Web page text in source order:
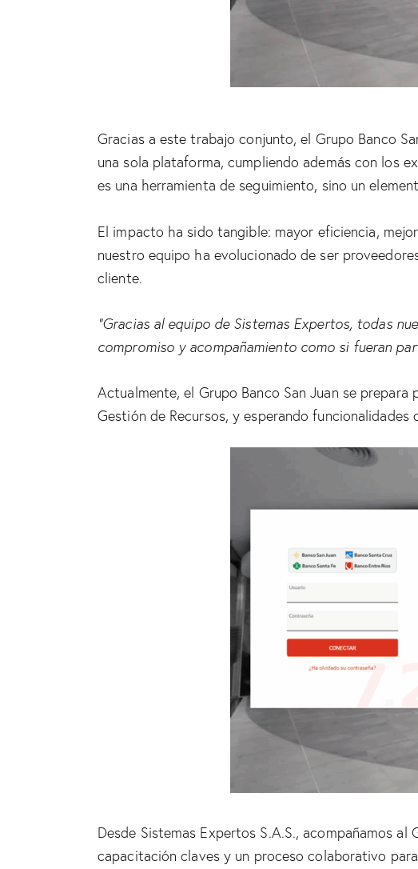
Gracias a este trabajo conjunto, el Grupo Banco
una sola plataforma, cumpliendo además con los
es una herramienta de seguimiento, sino un
El impacto ha sido tangible: mayor eficiencia,
nuestro equipo ha evolucionado de ser
cliente.
“Gracias al equipo de Sistemas Expertos, todas
compromiso y acompañamiento como si fueran
Actualmente, el Grupo Banco San Juan se
Gestión de Recursos, y esperando
Desde Sistemas Expertos S.A.S., acompañamos
capacitación claves y un proceso colaborativo